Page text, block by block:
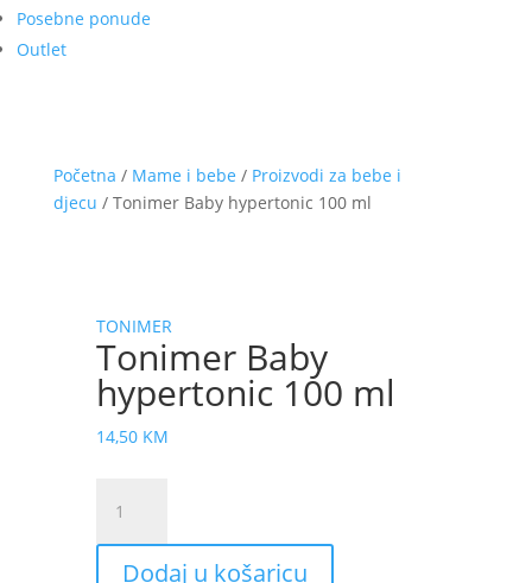
Posebne ponude
Outlet
Početna / Mame i bebe / Proizvodi za bebe i
djecu / Tonimer Baby hypertonic 100 ml
TONIMER
Tonimer Baby
hypertonic 100 ml
14,50 KM
Baby
hypertonic
Dodaj u košaricu